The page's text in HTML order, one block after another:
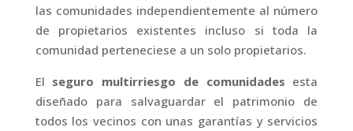
las comunidades independientemente al número
de propietarios existentes incluso si toda la
comunidad perteneciese a un solo propietarios.
El seguro multirriesgo de comunidades esta
diseñado para salvaguardar el patrimonio de
todos los vecinos con unas garantías y servicios